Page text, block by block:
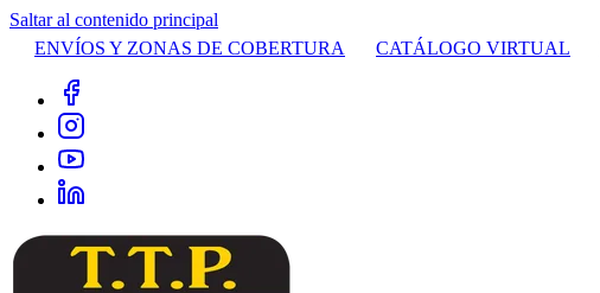
Saltar al contenido principal
ENVÍOS Y ZONAS DE COBERTURA
CATÁLOGO VIRTUAL